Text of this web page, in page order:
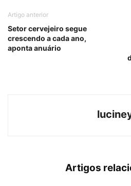
Artigo anterior
Setor cervejeiro segue
crescendo a cada ano,
aponta anuário
Artigos